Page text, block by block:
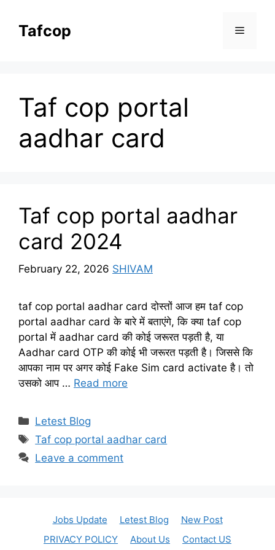
contentTafcop Menu
Taf cop portal
aadhar card
Taf cop portal aadhar
card 2024
February 22, 2026 SHIVAM
taf cop portal aadhar card दोस्तों आज हम taf cop
portal aadhar card के बारे में बताएंगे, कि क्या taf cop
portal में aadhar card की कोई जरूरत पड़ती है, या
Aadhar card OTP की कोई भी जरूरत पड़ती है। जिससे कि
आपका नाम पर अगर कोई Fake Sim card activate है। तो
उसको आप … Read more
Categories
Letest Blog
Tags
Taf cop portal aadhar card
Leave a comment
Jobs Update Letest Blog
New Post
PRIVACY POLICY
About Us Contact US